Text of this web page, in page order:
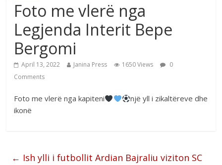
Foto me vlerë nga
Legjenda Interit Bepe
Bergomi
April 13, 2022 Janina Press 1650 Views
0
Comments
Foto me vlerë nga kapiteni
një yll i zikaltëreve dhe
ikonë
← Ish ylli i futbollit Ardian Bajraliu viziton SC